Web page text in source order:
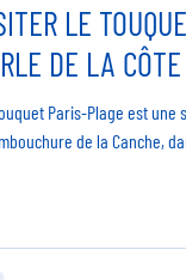
LE
DE LA
Paris-Plage est une
de la Canche,